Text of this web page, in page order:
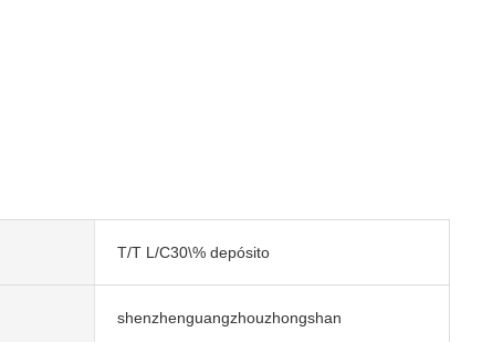
T/T L/C30\% depósito
shenzhenguangzhouzhongshan